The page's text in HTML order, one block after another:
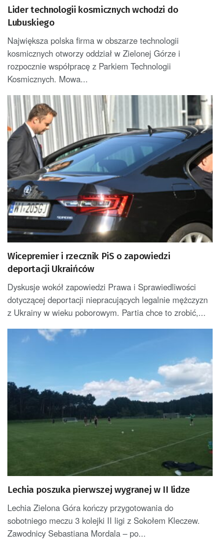
Lider technologii kosmicznych wchodzi do
Lubuskiego
Największa polska firma w obszarze technologii
kosmicznych otworzy oddział w Zielonej Górze i
rozpocznie współpracę z Parkiem Technologii
Kosmicznych. Mowa...
Wicepremier i rzecznik PiS o zapowiedzi
deportacji Ukraińców
Dyskusje wokół zapowiedzi Prawa i Sprawiedliwości
dotyczącej deportacji niepracujących legalnie mężczyzn
z Ukrainy w wieku poborowym. Partia chce to zrobić,...
Lechia poszuka pierwszej wygranej w II lidze
Lechia Zielona Góra kończy przygotowania do
sobotniego meczu 3 kolejki II ligi z Sokołem Kleczew.
Zawodnicy Sebastiana Mordala – po...